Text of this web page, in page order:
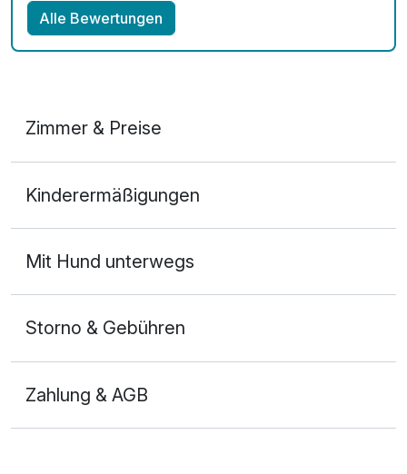
Alle Bewertungen
Zimmer & Preise
2 Erwachsene
Kinderermäßigungen
Mit Hund unterwegs
Storno & Gebühren
Zahlung & AGB